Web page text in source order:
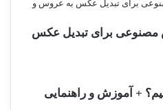
مصنوعی برای تبدیل عکس
+ آموزش و راهنمایی